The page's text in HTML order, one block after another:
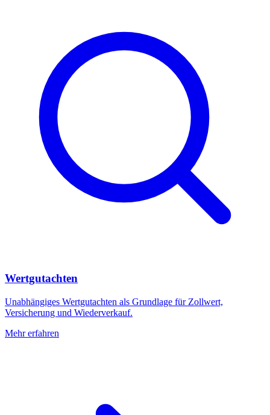
Wertgutachten
Unabhängiges Wertgutachten als Grundlage für Zollwert,
Versicherung und Wiederverkauf.
Mehr erfahren